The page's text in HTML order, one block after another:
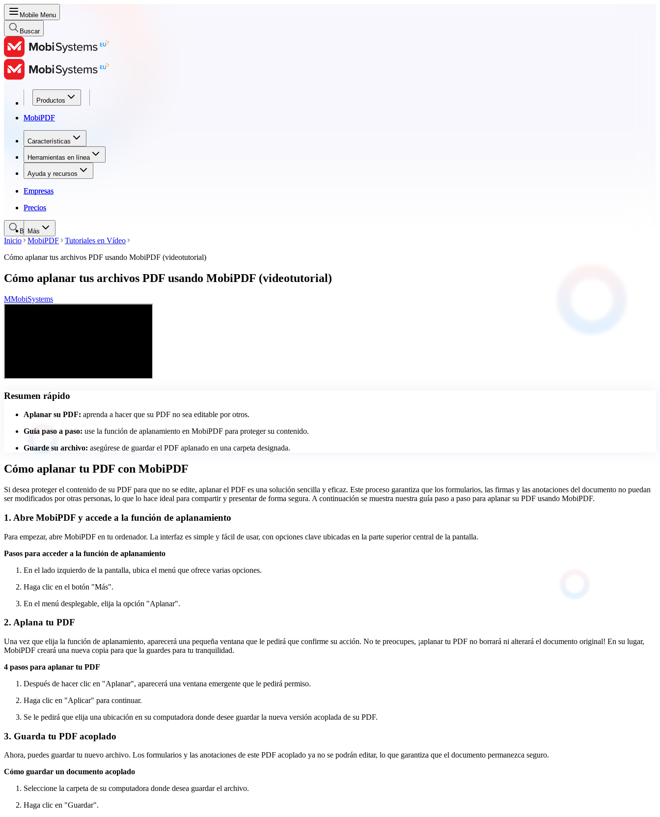
Mobile Menu
Buscar
Productos
MobiPDF
Características
Herramientas en línea
Ayuda y recursos
Empresas
Precios
Más
Productos
MobiPDF
Características
Herramientas en línea
Ayuda y recursos
Empresas
Precios
Buscar
Inicio MobiPDF
Tutoriales en Vídeo
Cómo aplanar tus archivos PDF usando MobiPDF (videotutorial)
Cómo aplanar tus archivos PDF usando MobiPDF (videotutorial)
MMobiSystems
Resumen rápido
Aplanar su PDF: aprenda a hacer que su PDF no sea editable por otros.
Guía paso a paso: use la función de aplanamiento en MobiPDF para proteger su contenido.
Guarde su archivo: asegúrese de guardar el PDF aplanado en una carpeta designada.
Cómo aplanar tu PDF con MobiPDF
Si desea proteger el contenido de su PDF para que no se edite, aplanar el PDF es una solución sencilla y eficaz. Este proceso garantiza que los formularios, las firmas y las anotaciones del documento no puedan
ser modificados por otras personas, lo que lo hace ideal para compartir y presentar de forma segura. A continuación se muestra nuestra guía paso a paso para aplanar su PDF usando MobiPDF.
1. Abre MobiPDF y accede a la función de aplanamiento
Para empezar, abre MobiPDF en tu ordenador. La interfaz es simple y fácil de usar, con opciones clave ubicadas en la parte superior central de la pantalla.
Pasos para acceder a la función de aplanamiento
En el lado izquierdo de la pantalla, ubica el menú que ofrece varias opciones.
Haga clic en el botón "Más".
En el menú desplegable, elija la opción "Aplanar".
2. Aplana tu PDF
Una vez que elija la función de aplanamiento, aparecerá una pequeña ventana que le pedirá que confirme su acción. No te preocupes, ¡aplanar tu PDF no borrará ni alterará el documento original! En su lugar,
MobiPDF creará una nueva copia para que la guardes para tu tranquilidad.
4 pasos para aplanar tu PDF
Después de hacer clic en "Aplanar", aparecerá una ventana emergente que le pedirá permiso.
Haga clic en "Aplicar" para continuar.
Se le pedirá que elija una ubicación en su computadora donde desee guardar la nueva versión acoplada de su PDF.
3. Guarda tu PDF acoplado
Ahora, puedes guardar tu nuevo archivo. Los formularios y las anotaciones de este PDF acoplado ya no se podrán editar, lo que garantiza que el documento permanezca seguro.
Cómo guardar un documento acoplado
Seleccione la carpeta de su computadora donde desea guardar el archivo.
Haga clic en "Guardar".